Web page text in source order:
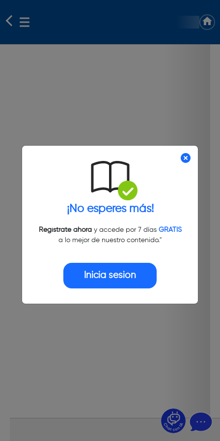
¡No esperes más!
Regístrate ahoray accede por 7 días GRATIS
a lo mejor de nuestro contenido."
Inicia sesión